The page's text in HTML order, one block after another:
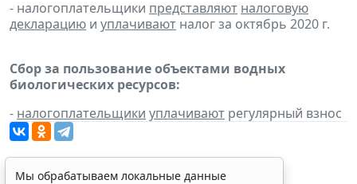
- налогоплательщики представляют налоговую
декларацию и уплачивают налог за октябрь 2020 г.
Сбор за пользование объектами водных
биологических ресурсов:
- налогоплательщики уплачивают регулярный взнос
Мы обрабатываем локальные данные